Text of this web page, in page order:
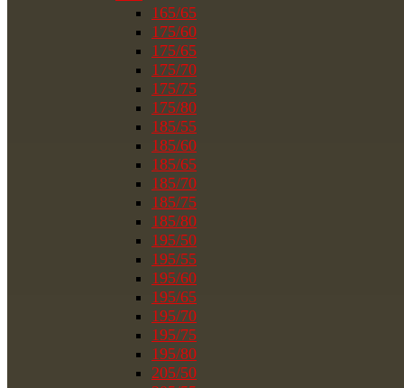
165/65
175/60
175/65
175/70
175/75
175/80
185/55
185/60
185/65
185/70
185/75
185/80
195/50
195/55
195/60
195/65
195/70
195/75
195/80
205/50